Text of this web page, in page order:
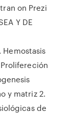
on Prezi
Y DE
Hemostasis
Prolifereción
y matriz 2.
de